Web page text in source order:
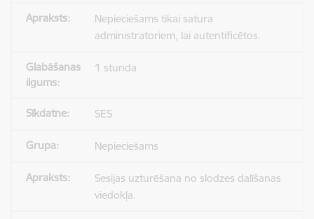
Nepieciešams tikai satura
administratoriem, lai autentificētos.
1 stunda
SES
Nepieciešams
Sesijas uzturēšana no slodzes dalīšanas
viedokļa.